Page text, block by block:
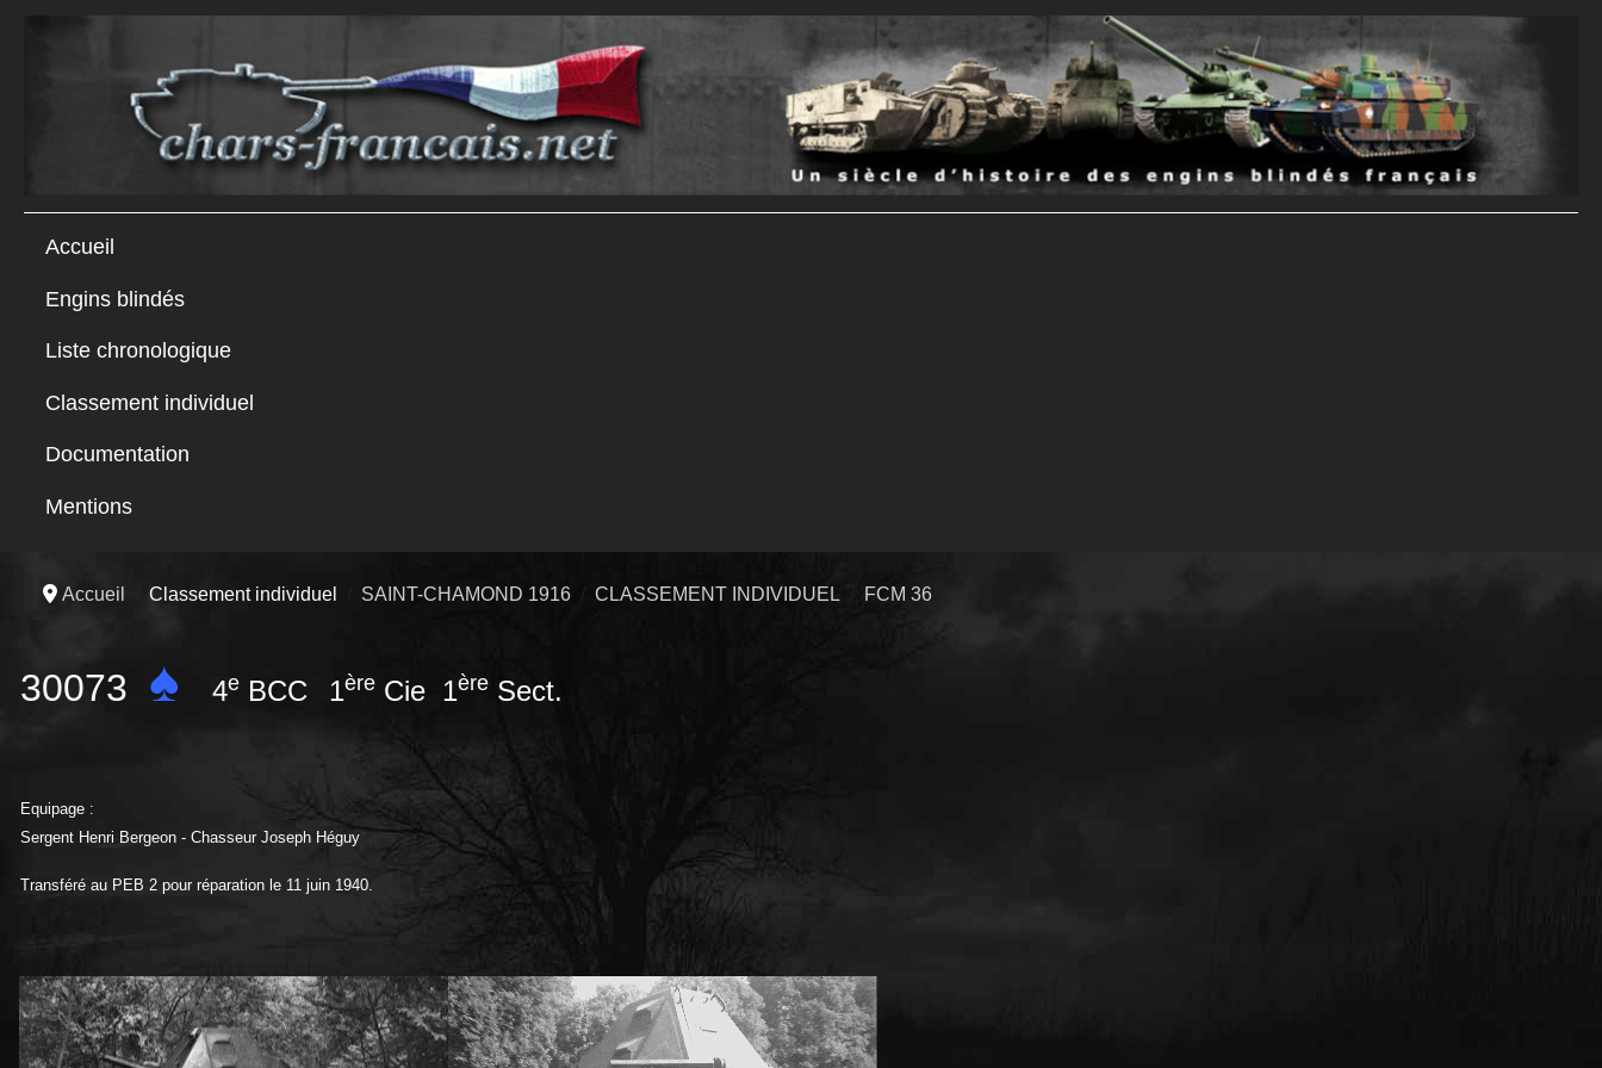
Accueil
Engins blindés
Liste chronologique
Classement individuel
Documentation
Mentions
Accueil Classement individuel SAINT-CHAMOND 1916 CLASSEMENT INDIVIDUEL FCM 36
30073 ♠ 4e BCC 1ère Cie 1ère Sect.
Equipage :
Sergent Henri Bergeon - Chasseur Joseph Héguy
Transféré au PEB 2 pour réparation le 11 juin 1940.